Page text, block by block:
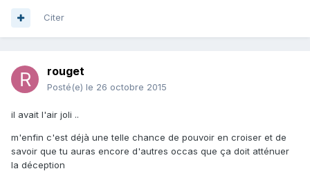
Citer
rouget
Posté(e) le 26 octobre 2015
il avait l'air joli ..
m'enfin c'est déjà une telle chance de pouvoir en croiser et de
savoir que tu auras encore d'autres occas que ça doit atténuer
la déception